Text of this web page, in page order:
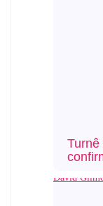
Turnê
David